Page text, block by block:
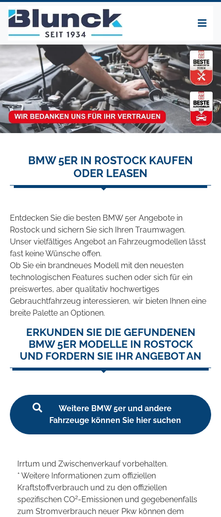
BMW 5ER IN ROSTOCK KAUFEN
ODER LEASEN
Entdecken Sie die besten BMW 5er Angebote in
Rostock und sichern Sie sich Ihren Traumwagen.
Unser vielfältiges Angebot an Fahrzeugmodellen lässt
fast keine Wünsche offen.
Ob Sie ein brandneues Modell mit den neuesten
technologischen Features suchen oder sich für ein
preiswertes, aber qualitativ hochwertiges
Gebrauchtfahrzeug interessieren, wir bieten Ihnen eine
breite Palette an Optionen.
ERKUNDEN SIE DIE GEFUNDENEN
BMW 5ER MODELLE IN ROSTOCK
UND FORDERN SIE IHR ANGEBOT AN
Weitere BMW 5er und andere
Fahrzeuge können Sie hier suchen
Irrtum und Zwischenverkauf vorbehalten.
* Weitere Informationen zum offiziellen
Kraftstoffverbrauch und zu den offiziellen
spezifischen CO2-Emissionen und gegebenenfalls
zum Stromverbrauch neuer Pkw können dem